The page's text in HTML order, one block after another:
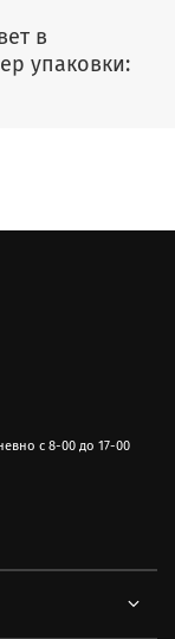
в
упаковки:
с 8-00 до 17-00